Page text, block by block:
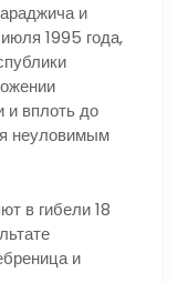
и
1995 года,
и вплоть до
неуловимым
в гибели 18
и